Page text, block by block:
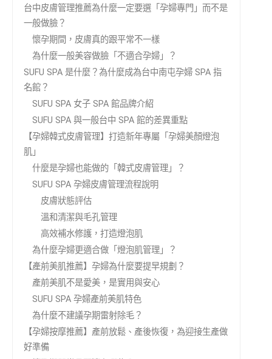
台中皮膚管理推薦為什麼一定要選「孕婦專門」而不是
一般做臉？
懷孕期間，皮膚真的跟平常不一樣
為什麼一般美容做臉「不適合孕婦」？
SUFU SPA 是什麼？為什麼成為台中南屯孕婦 SPA 指
名館？
SUFU SPA 女子 SPA 館品牌介紹
SUFU SPA 與一般台中 SPA 館的差異重點
【孕婦韓式皮膚管理】打造新年專屬「孕婦美顏燈泡
肌」
什麼是孕婦也能做的「韓式皮膚管理」？
SUFU SPA 孕婦皮膚管理流程說明
皮膚狀態評估
溫和清潔與毛孔管理
高效補水修護，打造燈泡肌
為什麼孕婦更適合做「燈泡肌管理」？
【產前美肌推薦】孕婦為什麼要提早規劃？
產前美肌不是愛美，是實用與安心
SUFU SPA 孕婦產前美肌特色
為什麼不建議孕期雷射除毛？
【孕婦按摩推薦】產前放鬆、產後恢復，為迎接生產做
好準備